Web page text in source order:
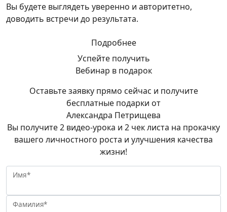
Вы будете выглядеть уверенно и авторитетно,
доводить встречи до результата.
Подробнее
Успейте получить
Вебинар в подарок
Оставьте заявку прямо сейчас и получите
бесплатные подарки от
Александра Петрищева
Вы получите 2 видео-урока и 2 чек листа на прокачку
вашего личностного роста и улучшения качества
жизни!
Имя*
Фамилия*